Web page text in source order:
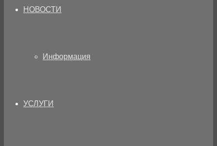
НОВОСТИ
Информация
УСЛУГИ